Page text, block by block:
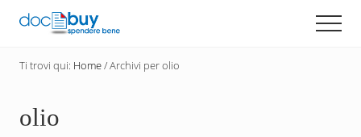
Menu
Passa
principale
un
acquirente
con
DocBuy
Ti trovi qui: Home/Archivi per olio
olio